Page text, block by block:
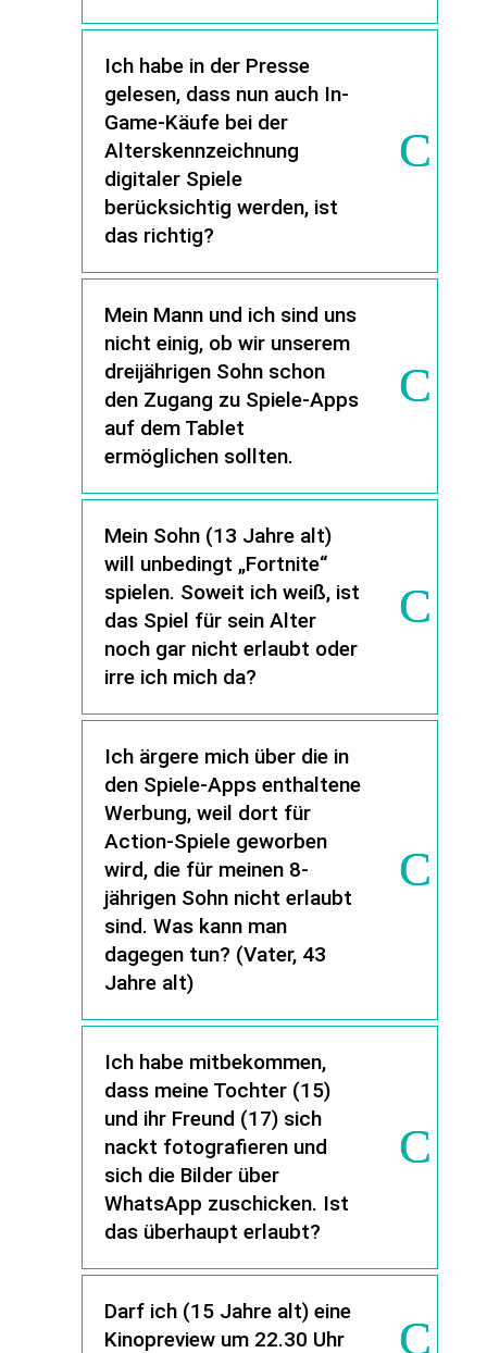
Ich habe in der Presse
gelesen, dass nun auch In-
Game-Käufe bei der
Alterskennzeichnung
digitaler Spiele
berücksichtig werden, ist
das richtig?
Mein Mann und ich sind uns
nicht einig, ob wir unserem
dreijährigen Sohn schon
den Zugang zu Spiele-Apps
auf dem Tablet
ermöglichen sollten.
Mein Sohn (13 Jahre alt)
will unbedingt „Fortnite“
spielen. Soweit ich weiß, ist
das Spiel für sein Alter
noch gar nicht erlaubt oder
irre ich mich da?
Ich ärgere mich über die in
den Spiele-Apps enthaltene
Werbung, weil dort für
Action-Spiele geworben
wird, die für meinen 8-
jährigen Sohn nicht erlaubt
sind. Was kann man
dagegen tun? (Vater, 43
Jahre alt)
Ich habe mitbekommen,
dass meine Tochter (15)
und ihr Freund (17) sich
nackt fotografieren und
sich die Bilder über
WhatsApp zuschicken. Ist
das überhaupt erlaubt?
Darf ich (15 Jahre alt) eine
Kinopreview um 22.30 Uhr